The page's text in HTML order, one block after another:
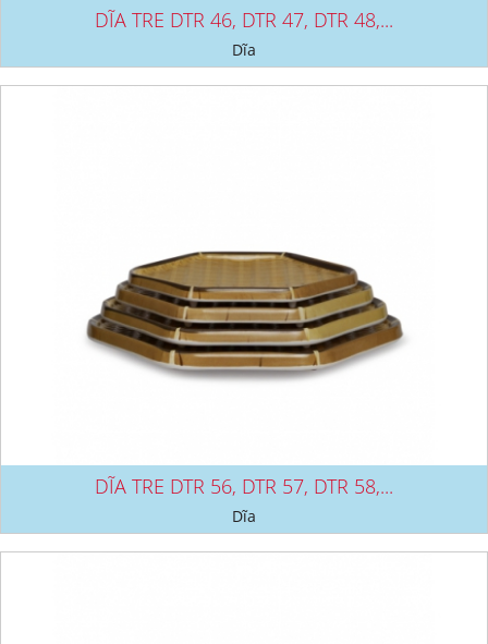
DĨA TRE DTR 46, DTR 47, DTR 48,...
Dĩa
DĨA TRE DTR 56, DTR 57, DTR 58,...
Dĩa